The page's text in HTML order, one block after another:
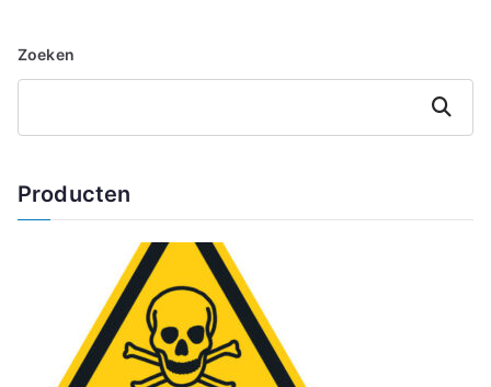
Zoeken
Zoeken
Producten